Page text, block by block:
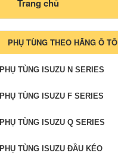
Trang chủ
PHỤ TÙNG THEO HÃNG Ô TÔ
PHỤ TÙNG ISUZU N SERIES
PHỤ TÙNG ISUZU F SERIES
PHỤ TÙNG ISUZU Q SERIES
PHỤ TÙNG ISUZU ĐẦU KÉO